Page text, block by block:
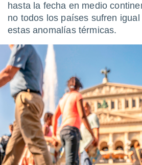
y
forma
digital
basada
permite
seguir
contenido
coste.
botón
ACEPTAR
Y
CONTINUAR
hasta la fecha en medio
no todos los países sufren
estas anomalías térmicas.